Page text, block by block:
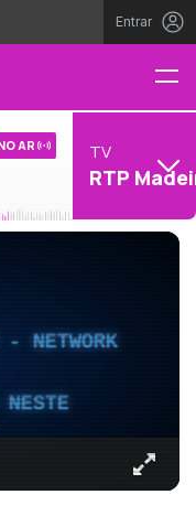
Entrar
AR TV
RTP
NETWORK
NESTE